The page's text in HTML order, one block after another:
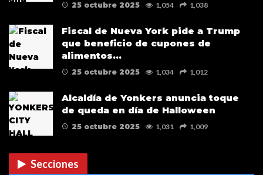
25 octubre 2025 1,054 1,038
Fiscal de Nueva York pide a Trump
que beneficio de cupones de
alimentos…
25 octubre 2025 1,034 1,012
Alcaldía de Yonkers anuncia toque
de queda en día de Halloween
25 octubre 2025 1,031 1,009
Secciones